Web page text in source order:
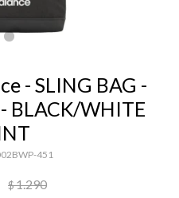
- SLING BAG -
BLACK/WHITE
451
$1.290